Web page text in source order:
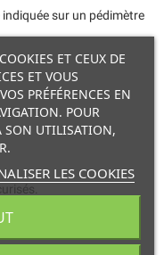
sur un pédimètre
ET CEUX DE
ET VOUS
PRÉFÉRENCES EN
POUR
SON UTILISATION,
LES COOKIES